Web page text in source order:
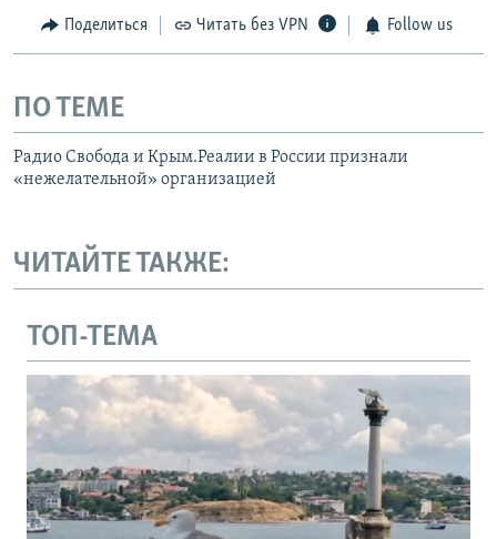
Поделиться Читать без VPN Follow us
ПО ТЕМЕ
Радио Свобода и Крым.Реалии в России признали
«нежелательной» организацией
ЧИТАЙТЕ ТАКЖЕ:
ТОП-ТЕМА